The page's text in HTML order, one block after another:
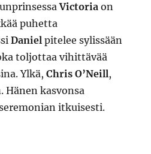
Victoria on
puhetta
Daniel pitelee sylissään
toljottaa vihittävää
Ylkä,Chris O’Neill,
Hänen kasvonsa
itkuisesti.